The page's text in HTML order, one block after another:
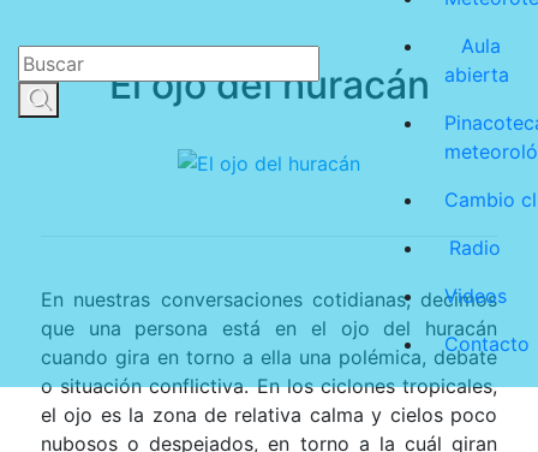
Aula
abierta
Cambio
Radio
Videos
Contacto
El ojo del huracán
En nuestras conversaciones cotidianas, decimos
que una persona está en el ojo del huracán
cuando gira en torno a ella una polémica, debate
o situación conflictiva. En los ciclones tropicales,
el ojo es la zona de relativa calma y cielos poco
nubosos o despejados, en torno a la cuál giran